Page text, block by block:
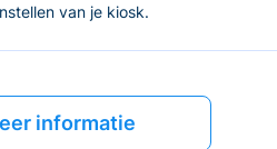
van je kiosk.
informatie